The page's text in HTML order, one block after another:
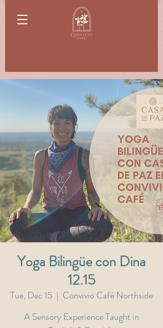
Yoga Bilingüe con Dina
12.15
Tue, Dec 15
  |
Convivio Café Northside
A Sensory Experience Taught in